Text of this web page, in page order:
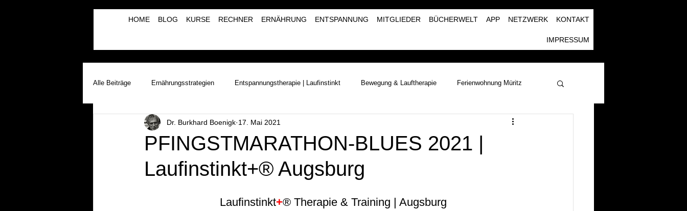
HOME BLOG KURSE RECHNER ERNÄHRUNG ENTSPANNUNG MITGLIEDER BÜCHERWELT APP NETZWERK KONTAKT
IMPRESSUM
Alle Beiträge Ernährungsstrategien Entspannungstherapie | Laufinstinkt Bewegung & Lauftherapie Ferienwohnung Müritz
Laufinstinkt+® Therapie & Training Naturerlebnisse | Laufinstinkt+®
Lauftherapie+Musiktherapie | λBVRM
PFINGSTMARATHON-BLUES 2021 |
Laufinstinkt+® Augsburg
Dr. Burkhard Boenigk 17. Mai 2021
Laufinstinkt+® Therapie & Training | Augsburg